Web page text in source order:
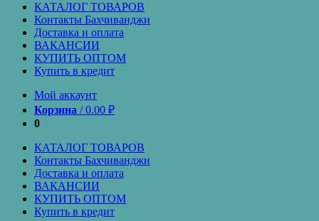
КАТАЛОГ ТОВАРОВ
Контакты Бахчиванджи
Доставка и оплата
ВАКАНСИИ
КУПИТЬ ОПТОМ
Купить в кредит
Мой аккаунт
Корзина /0.00 ₽
0
КАТАЛОГ ТОВАРОВ
Контакты Бахчиванджи
Доставка и оплата
ВАКАНСИИ
КУПИТЬ ОПТОМ
Купить в кредит